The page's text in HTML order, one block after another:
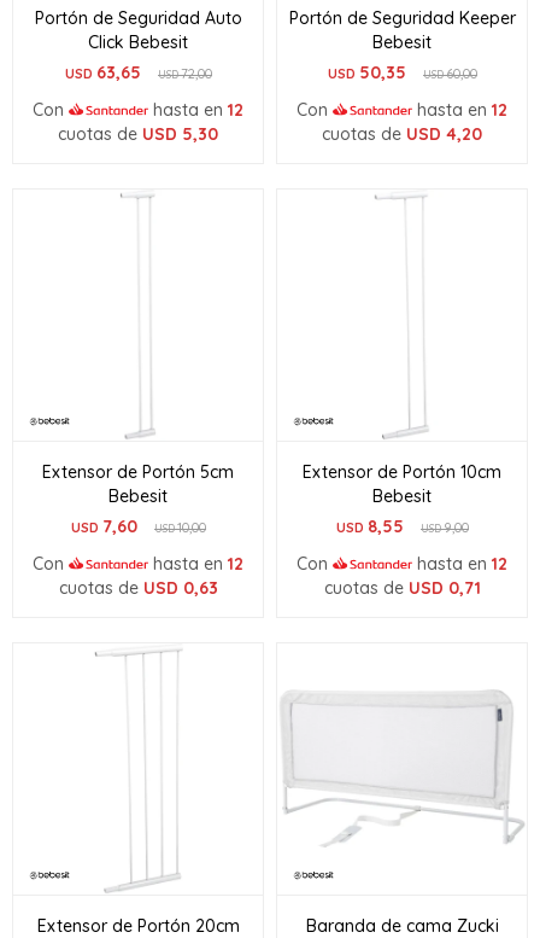
Portón de Seguridad Auto
Click Bebesit
USD 63,65 USD72,00
Con hasta en 12
cuotas de USD 5,30
Portón de Seguridad Keeper
Bebesit
USD 50,35 USD60,00
Con hasta en 12
cuotas de USD 4,20
Extensor de Portón 5cm
Bebesit
USD 7,60 USD10,00
Con hasta en 12
cuotas de USD 0,63
Extensor de Portón 10cm
Bebesit
USD 8,55 USD9,00
Con hasta en 12
cuotas de USD 0,71
Extensor de Portón 20cm
Baranda de cama Zucki